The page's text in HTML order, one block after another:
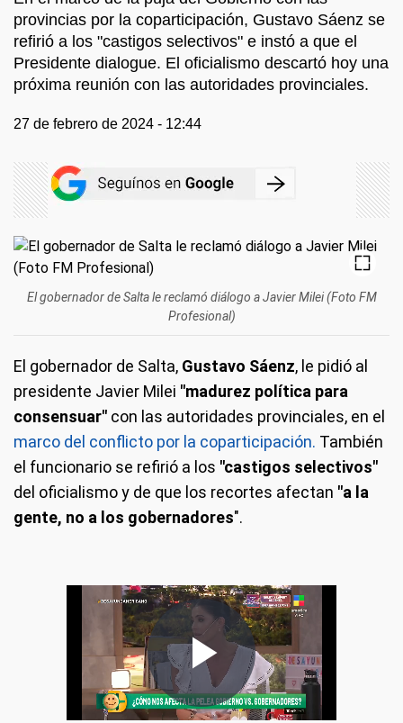
provincias por la coparticipación, Gustavo Sáenz se
refirió a los "castigos selectivos" e instó a que el
Presidente dialogue. El oficialismo descartó hoy una
próxima reunión con las autoridades provinciales.
27 de febrero de 2024 - 12:44
El gobernador de Salta le reclamó diálogo a Javier Milei (Foto FM
Profesional)
El gobernador de Salta, Gustavo Sáenz, le pidió al
presidente Javier Milei "madurez política para
consensuar" con las autoridades provinciales, en el
marco del conflicto por la coparticipación. También
el funcionario se refirió a los "castigos selectivos"
del oficialismo y de que los recortes afectan "a la
gente, no a los gobernadores".